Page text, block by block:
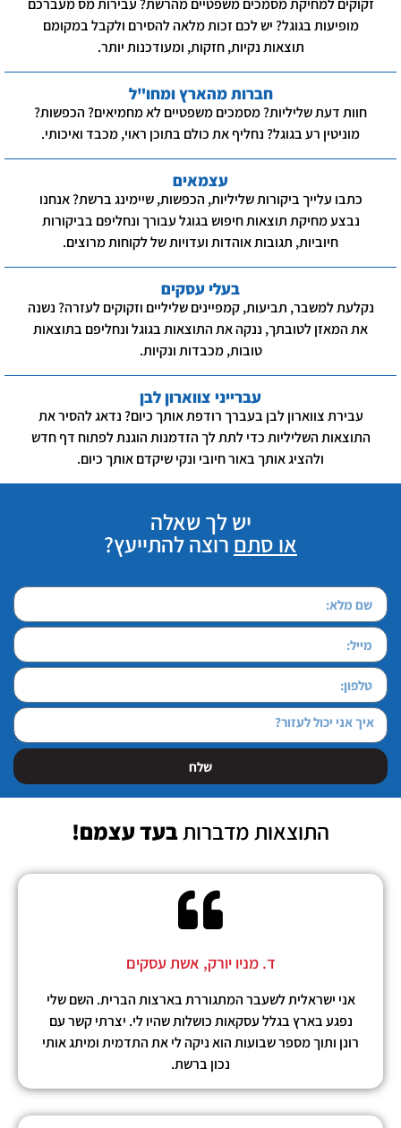
זקוקים למחיקת מסמכים משפטיים מהרשת? עבירות מס מעברכם
מופיעות בגוגל? יש לכם זכות מלאה להסירם ולקבל במקומם
תוצאות נקיות, חזקות, ומעודכנות יותר.
חברות מהארץ ומחו"ל
חוות דעת שליליות? מסמכים משפטיים לא מחמיאים? הכפשות?
מוניטין רע בגוגל? נחליף את כולם בתוכן ראוי, מכבד ואיכותי.
עצמאים
כתבו עלייך ביקורות שליליות, הכפשות, שיימינג ברשת? אנחנו
נבצע מחיקת תוצאות חיפוש בגוגל עבורך ונחליפם בביקורות
חיוביות, תגובות אוהדות ועדויות של לקוחות מרוצים.
בעלי עסקים
נקלעת למשבר, תביעות, קמפיינים שליליים וזקוקים לעזרה? נשנה
את המאזן לטובתך, ננקה את התוצאות בגוגל ונחליפם בתוצאות
טובות, מכבדות ונקיות.
עברייני צווארון לבן
עבירת צווארון לבן בעברך רודפת אותך כיום? נדאג להסיר את
התוצאות השליליות כדי לתת לך הזדמנות הוגנת לפתוח דף חדש
ולהציג אותך באור חיובי ונקי שיקדם אותך כיום.
יש לך שאלה
או סתם רוצה להתייעץ?
שלח
התוצאות מדברותבעד עצמם!
ד. מניו יורק, אשת עסקים
אני ישראלית לשעבר המתגוררת בארצות הברית. השם שלי
נפגע בארץ בגלל עסקאות כושלות שהיו לי. יצרתי קשר עם
רונן ותוך מספר שבועות הוא ניקה לי את התדמית ומיתג אותי
נכון ברשת.